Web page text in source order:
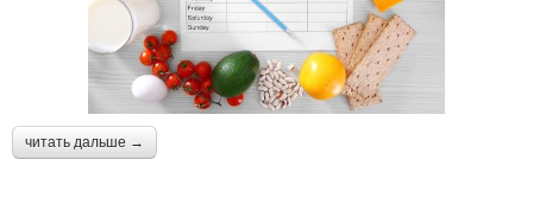
читать дальше →